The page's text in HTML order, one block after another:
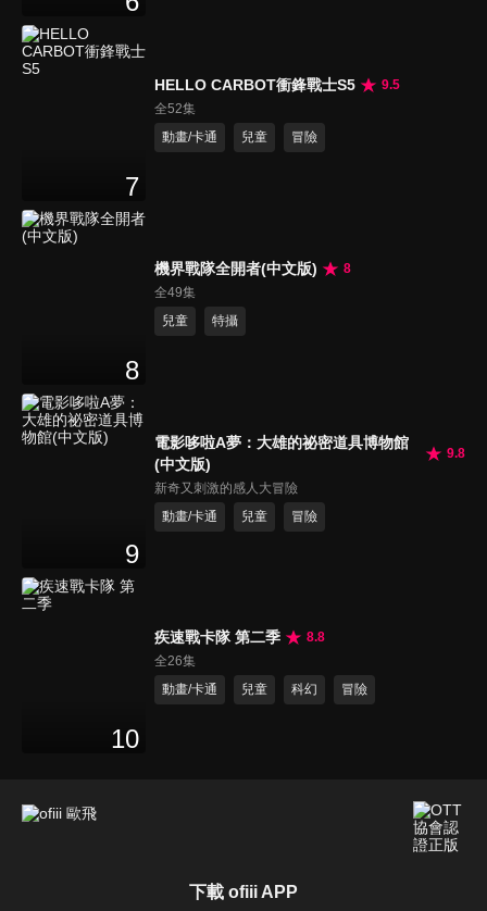
7
HELLO CARBOT衝鋒戰士S5
9.5
全52集
動畫/卡通
兒童 冒險
8
機界戰隊全開者(中文版)
8
全49集
兒童
特攝
9
電影哆啦A夢：大雄的祕密道具博物館
(中文版)
9.8
新奇又刺激的感人大冒險
動畫/卡通
兒童 冒險
10
疾速戰卡隊 第二季
8.8
全26集
動畫/卡通
兒童 科幻 冒險
下載 ofiii APP